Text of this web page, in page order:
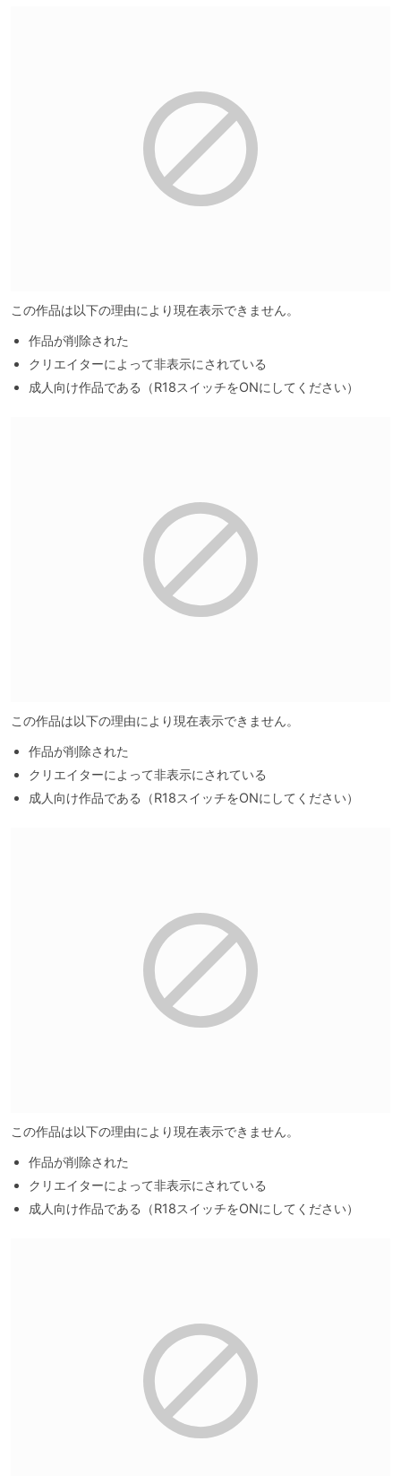
この作品は以下の理由により現在表示できません。
作品が削除された
クリエイターによって非表示にされている
成人向け作品である（R18スイッチをONにしてください）
この作品は以下の理由により現在表示できません。
作品が削除された
クリエイターによって非表示にされている
成人向け作品である（R18スイッチをONにしてください）
この作品は以下の理由により現在表示できません。
作品が削除された
クリエイターによって非表示にされている
成人向け作品である（R18スイッチをONにしてください）